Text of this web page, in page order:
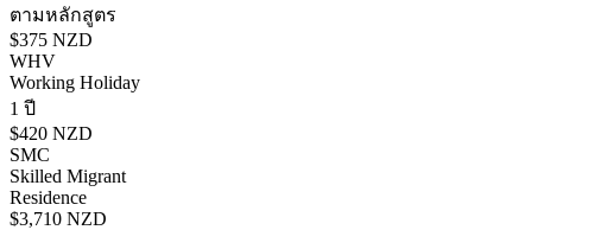
ตามหลักสูตร
$375 NZD
WHV
Working Holiday
1 ปี
$420 NZD
SMC
Skilled Migrant
Residence
$3,710 NZD